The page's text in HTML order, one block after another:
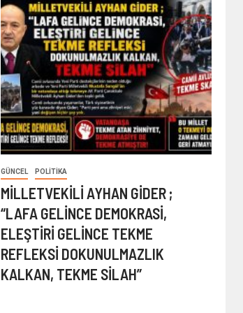
GÜNCEL POLITIKA
MİLLETVEKİLİ AYHAN GİDER ;
“LAFA GELİNCE DEMOKRASİ,
ELEŞTİRİ GELİNCE TEKME
REFLEKSİ DOKUNULMAZLIK
KALKAN, TEKME SİLAH”